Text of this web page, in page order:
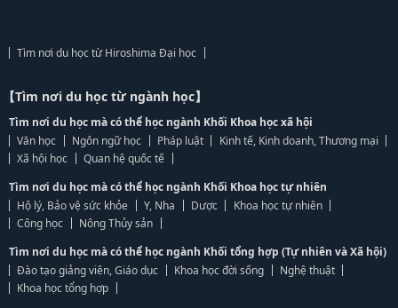
Tìm nơi du học từ Hiroshima Đại học
【Tìm nơi du học từ ngành học】
Tìm nơi du học mà có thể học ngành Khối Khoa học xã hội
Văn học
Ngôn ngữ học Pháp luật
Kinh tế, Kinh doanh, Thương mại
Xã hội học
Quan hệ quốc tế
Tìm nơi du học mà có thể học ngành Khối Khoa học tự nhiên
Hộ lý, Bảo vệ sức khỏe
Y, Nha Dược
Khoa học tự nhiên
Công học
Nông Thủy sản
Tìm nơi du học mà có thể học ngành Khối tổng hợp (Tự nhiên và Xã hội)
Đào tạo giảng viên, Giáo dục
Khoa học đời sống
Nghệ thuật
Khoa học tổng hợp